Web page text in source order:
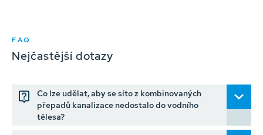
FAQ
Nejčastější dotazy
Co lze udělat, aby se síto z kombinovaných
přepadů kanalizace nedostalo do vodního
tělesa?